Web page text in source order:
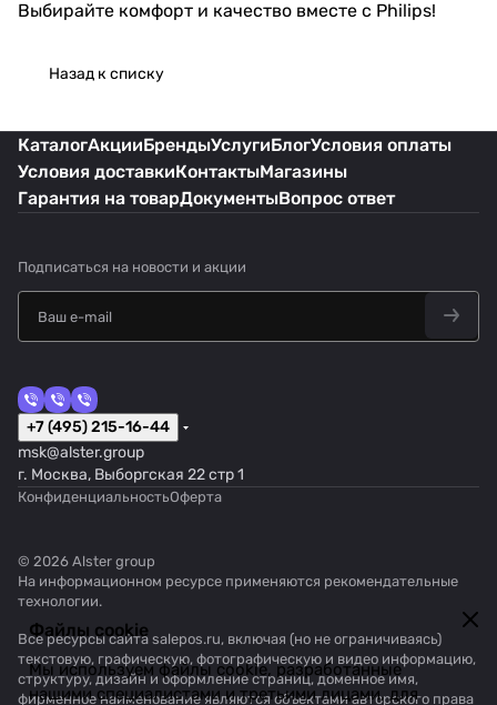
Выбирайте комфорт и качество вместе с Philips!
Назад к списку
Файлы cookie
Мы используем файлы cookie, разработанные
нашими специалистами и третьими лицами, для
КаталогАкцииБрендыУслугиБлогУсловия оплаты
Условия доставкиКонтактыМагазины
Гарантия на товарДокументыВопрос ответ
Подписаться на новости и акции
+7 (495) 215-16-44
msk@alster.group
г. Москва, Выборгская 22 стр 1
КонфиденциальностьОферта
© 2026 Alster group
На информационном ресурсе применяются рекомендательные
технологии.
Все ресурсы сайта salepos.ru, включая (но не ограничиваясь)
текстовую, графическую, фотографическую и видео информацию,
структуру, дизайн и оформление страниц, доменное имя,
фирменное наименование являются объектами авторского права